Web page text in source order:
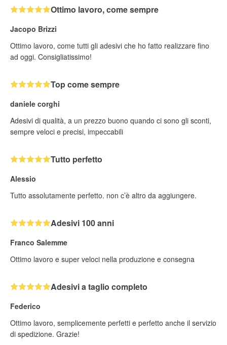
Ottimo lavoro, come sempre
Jacopo Brizzi
Ottimo lavoro, come tutti gli adesivi che ho fatto realizzare fino
ad oggi. Consigliatissimo!
Top come sempre
daniele corghi
Adesivi di qualità, a un prezzo buono quando ci sono gli sconti,
sempre veloci e precisi, impeccabili
Tutto perfetto
Alessio
Tutto assolutamente perfetto. non c’è altro da aggiungere.
Adesivi 100 anni
Franco Salemme
Ottimo lavoro e super veloci nella produzione e consegna
Adesivi a taglio completo
Federico
Ottimo lavoro, semplicemente perfetti e perfetto anche il servizio
di spedizione. Grazie!